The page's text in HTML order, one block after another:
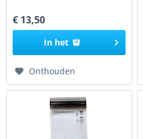
€ 13,50
In het
Onthouden